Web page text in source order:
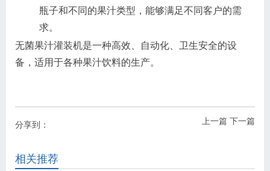
瓶子和不同的果汁类型，能够满足不同客户的需
求。
无菌果汁灌装机是一种高效、自动化、卫生安全的设
备，适用于各种果汁饮料的生产。
上一篇 下一篇
分享到：
相关推荐